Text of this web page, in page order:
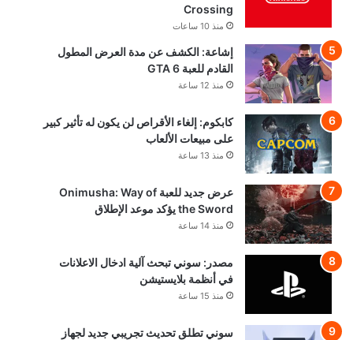
Crossing
منذ 10 ساعات
إشاعة: الكشف عن مدة العرض المطول
القادم للعبة GTA 6
منذ 12 ساعة
كابكوم: إلغاء الأقراص لن يكون له تأثير كبير
على مبيعات الألعاب
منذ 13 ساعة
عرض جديد للعبة Onimusha: Way of
the Sword يؤكد موعد الإطلاق
منذ 14 ساعة
مصدر: سوني تبحث آلية ادخال الاعلانات
في أنظمة بلايستيشن
منذ 15 ساعة
سوني تطلق تحديث تجريبي جديد لجهاز